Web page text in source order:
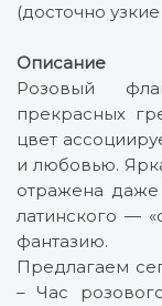
(досточно
Описание
Розовый
прекрасных
цвет
и любовью.
отражена
латинского —
фантазию.
Предлагаем
– Час